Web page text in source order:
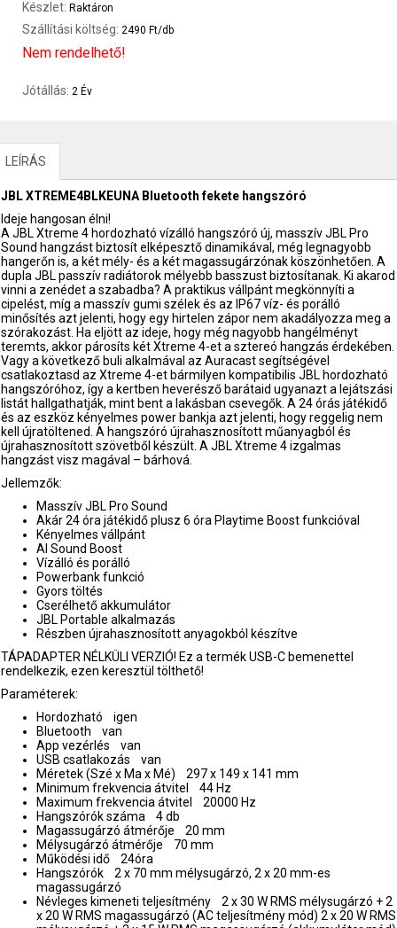
Készlet: Raktáron
Szállítási költség: 2490 Ft/db
Nem rendelhető!
Jótállás: 2 Év
LEÍRÁS
JBL XTREME4BLKEUNA Bluetooth fekete hangszóró
Ideje hangosan élni!
A JBL Xtreme 4 hordozható vízálló hangszóró új, masszív JBL Pro
Sound hangzást biztosít elképesztő dinamikával, még legnagyobb
hangerőn is, a két mély- és a két magassugárzónak köszönhetően. A
dupla JBL passzív radiátorok mélyebb basszust biztosítanak. Ki akarod
vinni a zenédet a szabadba? A praktikus vállpánt megkönnyíti a
cipelést, míg a masszív gumi szélek és az IP67 víz- és porálló
minősítés azt jelenti, hogy egy hirtelen zápor nem akadályozza meg a
szórakozást. Ha eljött az ideje, hogy még nagyobb hangélményt
teremts, akkor párosíts két Xtreme 4-et a sztereó hangzás érdekében.
Vagy a következő buli alkalmával az Auracast segítségével
csatlakoztasd az Xtreme 4-et bármilyen kompatibilis JBL hordozható
hangszóróhoz, így a kertben heverésző barátaid ugyanazt a lejátszási
listát hallgathatják, mint bent a lakásban csevegők. A 24 órás játékidő
és az eszköz kényelmes power bankja azt jelenti, hogy reggelig nem
kell újratöltened. A hangszóró újrahasznosított műanyagból és
újrahasznosított szövetből készült. A JBL Xtreme 4 izgalmas
hangzást visz magával – bárhová.
Jellemzők:
Masszív JBL Pro Sound
Akár 24 óra játékidő plusz 6 óra Playtime Boost funkcióval
Kényelmes vállpánt
AI Sound Boost
Vízálló és porálló
Powerbank funkció
Gyors töltés
Cserélhető akkumulátor
JBL Portable alkalmazás
Részben újrahasznosított anyagokból készítve
TÁPADAPTER NÉLKÜLI VERZIÓ! Ez a termék USB-C bemenettel
rendelkezik, ezen keresztül tölthető!
Paraméterek:
Hordozható igen
Bluetooth van
App vezérlés van
USB csatlakozás van
Méretek (Szé x Ma x Mé) 297 x 149 x 141 mm
Minimum frekvencia átvitel 44 Hz
Maximum frekvencia átvitel 20000 Hz
Hangszórók száma 4 db
Magassugárzó átmérője 20 mm
Mélysugárzó átmérője 70 mm
Működési idő 24óra
Hangszórók 2 x 70 mm mélysugárzó, 2 x 20 mm-es
magassugárzó
Névleges kimeneti teljesítmény 2 x 30 W RMS mélysugárzó + 2
x 20 W RMS magassugárzó (AC teljesítmény mód) 2 x 20 W RMS